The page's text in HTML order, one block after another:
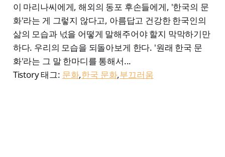
이 마리나씨에게, 해외의 동포 후손들에게, '한국의 문
화'라는 게 그렇지 않다고, 아름답고 건강한 한국인의
삶의 모습과 넋을 어떻게 말해주어야 할지 막막하기만
하다. 우리의 모습을 되돌아보게 한다. '원래 한국 문
화'라는 그 말 한마디를 통해서...
Tistory 태그: 문화,한국 문화,부끄러움